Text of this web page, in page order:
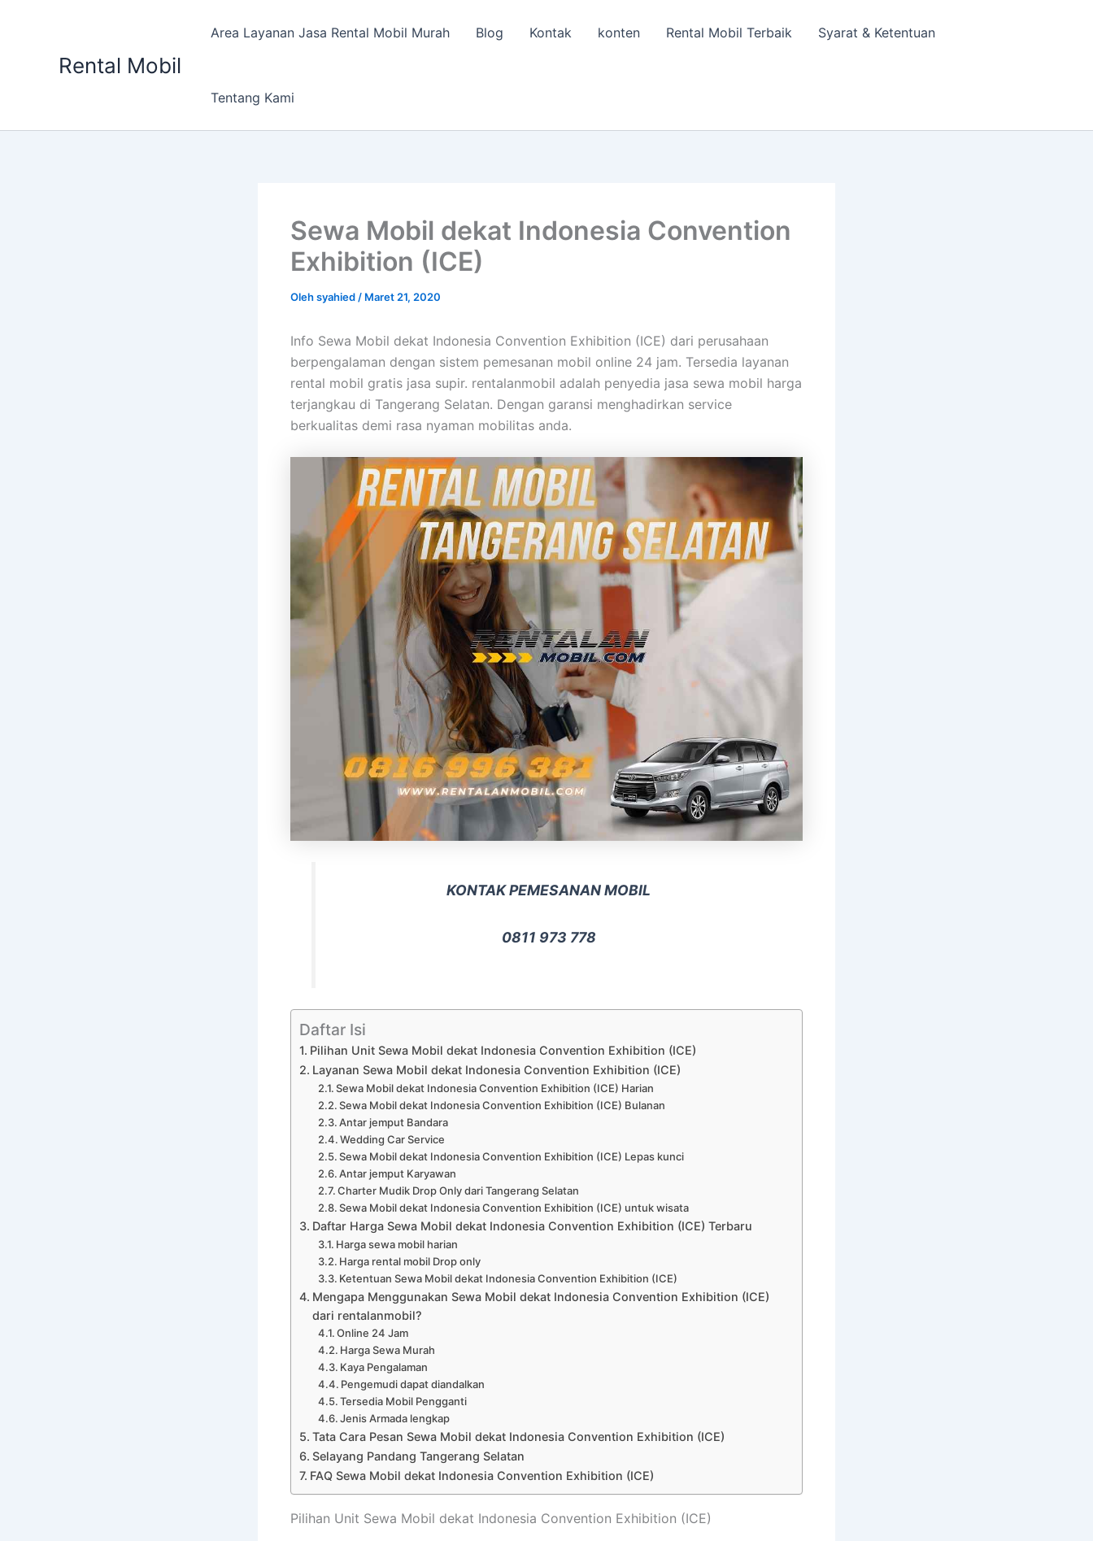
Rental Mobil
Area Layanan Jasa Rental Mobil Murah Blog Kontak konten Rental Mobil Terbaik Syarat & Ketentuan
Tentang Kami
Sewa Mobil dekat Indonesia Convention
Exhibition (ICE)
Olehsyahied / Maret 21, 2020
Info Sewa Mobil dekat Indonesia Convention Exhibition (ICE) dari perusahaan
berpengalaman dengan sistem pemesanan mobil online 24 jam. Tersedia layanan
rental mobil gratis jasa supir. rentalanmobil adalah penyedia jasa sewa mobil harga
terjangkau di Tangerang Selatan. Dengan garansi menghadirkan service
berkualitas demi rasa nyaman mobilitas anda.
KONTAK PEMESANAN MOBIL
0811 973 778
Daftar Isi
Pilihan Unit Sewa Mobil dekat Indonesia Convention Exhibition (ICE)
Layanan Sewa Mobil dekat Indonesia Convention Exhibition (ICE)
Sewa Mobil dekat Indonesia Convention Exhibition (ICE) Harian
Sewa Mobil dekat Indonesia Convention Exhibition (ICE) Bulanan
Antar jemput Bandara
Wedding Car Service
Sewa Mobil dekat Indonesia Convention Exhibition (ICE) Lepas kunci
Antar jemput Karyawan
Charter Mudik Drop Only dari Tangerang Selatan
Sewa Mobil dekat Indonesia Convention Exhibition (ICE) untuk wisata
Daftar Harga Sewa Mobil dekat Indonesia Convention Exhibition (ICE) Terbaru
Harga sewa mobil harian
Harga rental mobil Drop only
Ketentuan Sewa Mobil dekat Indonesia Convention Exhibition (ICE)
Mengapa Menggunakan Sewa Mobil dekat Indonesia Convention Exhibition (ICE)
dari rentalanmobil?
Online 24 Jam
Harga Sewa Murah
Kaya Pengalaman
Pengemudi dapat diandalkan
Tersedia Mobil Pengganti
Jenis Armada lengkap
Tata Cara Pesan Sewa Mobil dekat Indonesia Convention Exhibition (ICE)
Selayang Pandang Tangerang Selatan
FAQ Sewa Mobil dekat Indonesia Convention Exhibition (ICE)
Pilihan Unit Sewa Mobil dekat Indonesia Convention Exhibition (ICE)